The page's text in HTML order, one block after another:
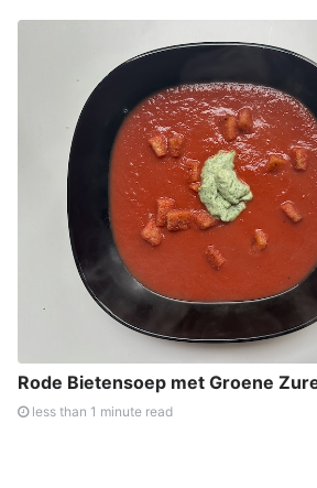
Rode Bietensoep met Groene
less than 1 minute read